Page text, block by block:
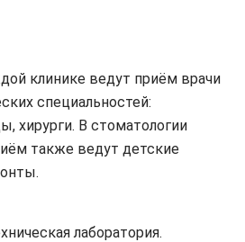
клинике ведут приём врачи
специальностей:
хирурги. В стоматологии
также ведут детские
лаборатория.